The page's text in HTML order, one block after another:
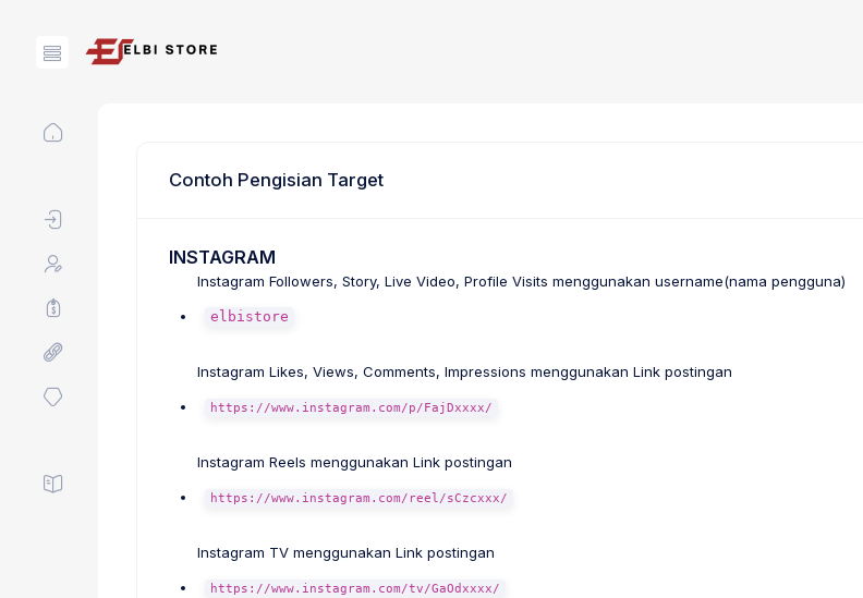
Contoh Pengisian Target
INSTAGRAM
Instagram Followers, Story, Live Video, Profile Visits menggunakan username(nama pengguna)
elbistore
Instagram Likes, Views, Comments, Impressions menggunakan Link postingan
https://www.instagram.com/p/FajDxxxx/
Instagram Reels menggunakan Link postingan
https://www.instagram.com/reel/sCzcxxx/
Instagram TV menggunakan Link postingan
https://www.instagram.com/tv/GaOdxxxx/